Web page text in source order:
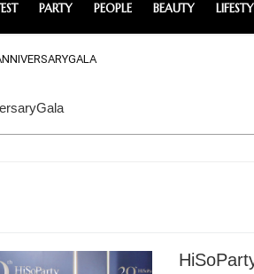
PARTY PEOPLE BEAUTY